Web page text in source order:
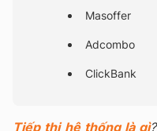
Masoffer
Adcombo
ClickBank
Tiếp thị hệ thống là gì